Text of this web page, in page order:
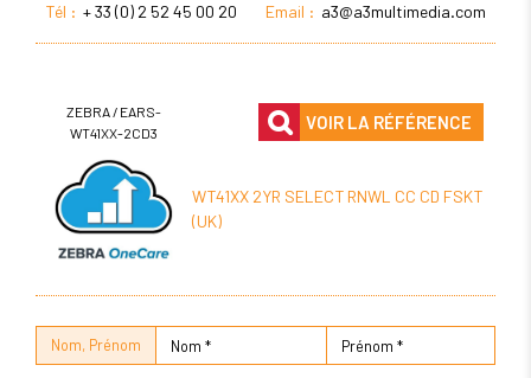
Tél : + 33 (0) 2 52 45 00 20 Email : a3@a3multimedia.com
ZEBRA / EARS-
WT41XX-2CD3
VOIR LA RÉFÉRENCE
WT41XX 2YR SELECT RNWL CC CD FSKT
(UK)
Nom, Prénom